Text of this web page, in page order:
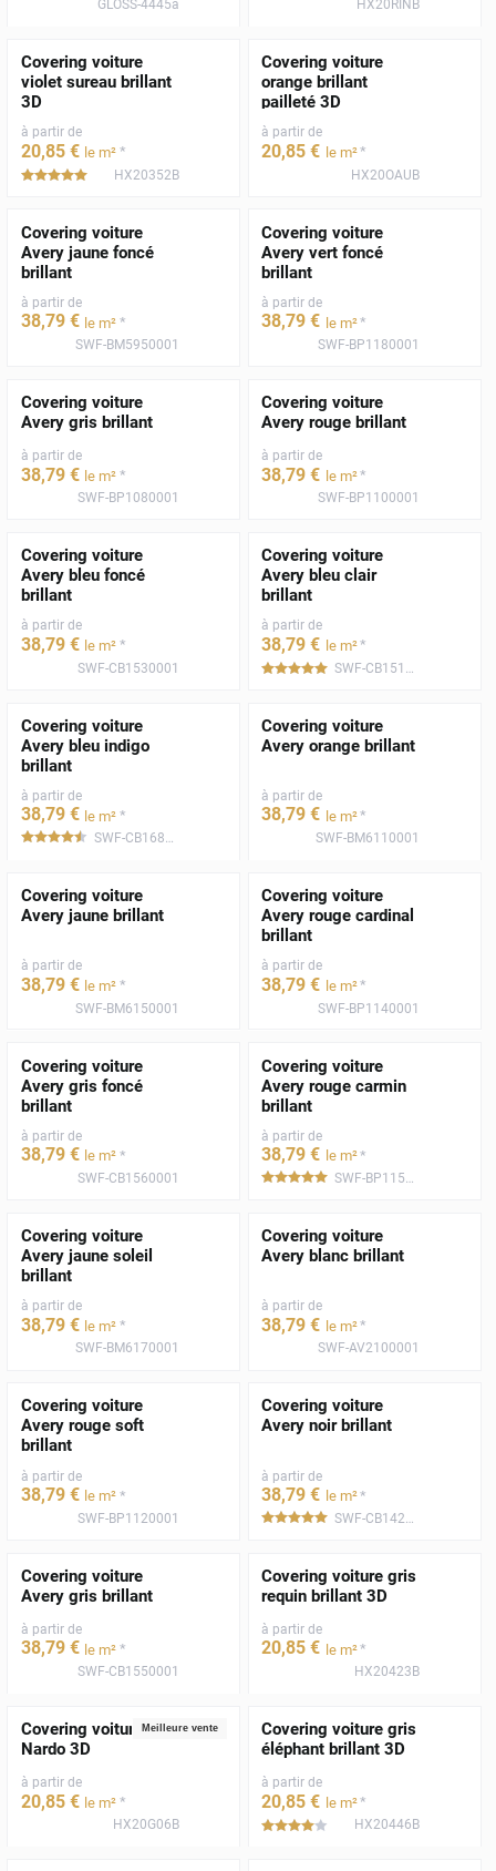
GLOSS-4445a HX20RINB
Covering voiture
violet sureau brillant
3D
à partir de
20,85 € le m² *
*****HX20352B
Covering voiture
orange brillant
pailleté 3D
à partir de
20,85 € le m²*
HX20OAUB
Covering voiture
Avery jaune foncé
brillant
à partir de
38,79 € le m² *
SWF-BM5950001
Covering voiture
Avery vert foncé
brillant
à partir de
38,79 € le m²*
SWF-BP1180001
Covering voiture
Avery gris brillant
à partir de
38,79 € le m² *
SWF-BP1080001
Covering voiture
Avery rouge brillant
à partir de
38,79 € le m²*
SWF-BP1100001
Covering voiture
Avery bleu foncé
brillant
à partir de
38,79 € le m² *
SWF-CB1530001
Covering voiture
Avery bleu clair
brillant
à partir de
38,79 € le m²*
*****
Covering voiture
Avery bleu indigo
brillant
à partir de
38,79 € le m² *
***** SWF-CB1680001
Covering voiture
Avery orange brillant
à partir de
38,79 € le m²*
SWF-BM6110001
Covering voiture
Avery jaune brillant
à partir de
38,79 € le m² *
SWF-BM6150001
Covering voiture
Avery rouge cardinal
brillant
à partir de
38,79 € le m²*
SWF-BP1140001
Covering voiture
Avery gris foncé
brillant
à partir de
38,79 € le m² *
SWF-CB1560001
Covering voiture
Avery rouge carmin
brillant
à partir de
38,79 € le m²*
***** SWF-BP1150001
Covering voiture
Avery jaune soleil
brillant
à partir de
38,79 € le m² *
SWF-BM6170001
Covering voiture
Avery blanc brillant
à partir de
38,79 € le m²*
SWF-AV2100001
Covering voiture
Avery rouge soft
brillant
à partir de
38,79 € le m² *
SWF-BP1120001
Covering voiture
Avery noir brillant
à partir de
38,79 € le m²*
*****
Covering voiture
Avery gris brillant
à partir de
38,79 € le m² *
SWF-CB1550001
Covering voiture gris
requin brillant 3D
à partir de
20,85 € le m²*
HX20423B
Meilleure vente
Covering voiture gris
Nardo 3D
à partir de
20,85 € le m² *
HX20G06B
Covering voiture gris
éléphant brillant 3D
à partir de
20,85 € le m²*
***** HX20446B